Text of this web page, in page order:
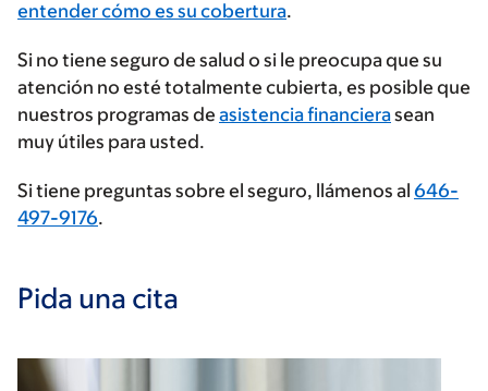
su
de
seguros
entender cómo es su cobertura.
Si no tiene seguro de salud o si le preocupa que su
atención no esté totalmente cubierta, es posible que
nuestros programas de asistencia financierasean
muy útiles para usted.
Si tiene preguntas sobre el seguro, llámenos al 646-
497-9176.
Pida una cita